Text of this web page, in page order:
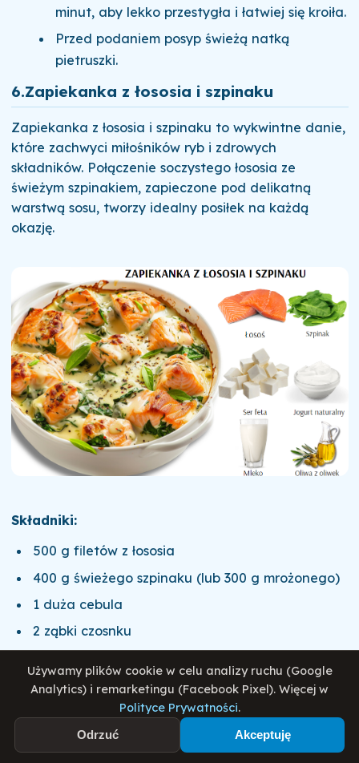
minut, aby lekko przestygła i łatwiej się kroiła.
Przed podaniem posyp świeżą natką
pietruszki.
6.Zapiekanka z łososia i szpinaku
Zapiekanka z łososia i szpinaku to wykwintne danie,
które zachwyci miłośników ryb i zdrowych
składników. Połączenie soczystego łososia ze
świeżym szpinakiem, zapieczone pod delikatną
warstwą sosu, tworzy idealny posiłek na każdą
okazję.
Składniki:
500 g filetów z łososia
400 g świeżego szpinaku (lub 300 g mrożonego)
1 duża cebula
2 ząbki czosnku
100 ml mleka
100 g sera feta
2 łyżki oliwy z oliwek
Używamy plików cookie w celu analizy ruchu (Google
Analytics) i remarketingu (Facebook Pixel). Więcej w
Polityce Prywatności.
Odrzuć Akceptuję